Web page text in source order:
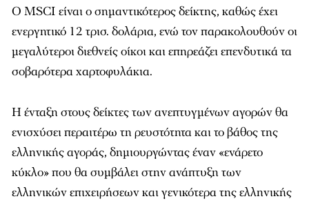
Ο MSCI είναι ο σημαντικότερος δείκτης, καθώς έχει
ενεργητικό 12 τρισ. δολάρια, ενώ τον παρακολουθούν οι
μεγαλύτεροι διεθνείς οίκοι και επηρεάζει επενδυτικά τα
σοβαρότερα χαρτοφυλάκια.
Η ένταξη στους δείκτες των ανεπτυγμένων αγορών θα
ενισχύσει περαιτέρω τη ρευστότητα και το βάθος της
ελληνικής αγοράς, δημιουργώντας έναν «ενάρετο
κύκλο» που θα συμβάλει στην ανάπτυξη των
ελληνικών επιχειρήσεων και γενικότερα της ελληνικής